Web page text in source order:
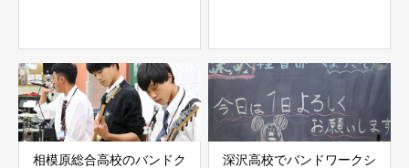
相模原総合高校のバンドク
深沢高校でバンドワークシ